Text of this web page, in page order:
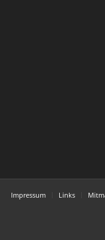
Impressum Links